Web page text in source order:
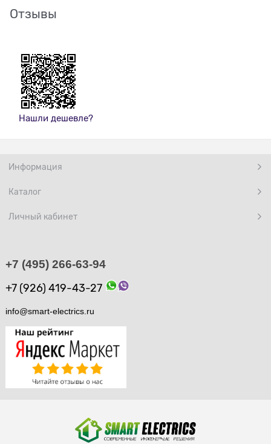
Отзывы
Нашли дешевле?
Информация
Каталог
Личный кабинет
+7 (495) 266-63-94
+7 (926) 419-43-27
info@smart-electrics.ru